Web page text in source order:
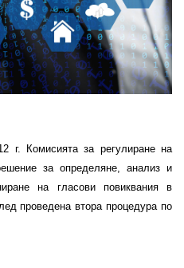
г. Комисията за регулиране на
за определяне, анализ и
на гласови повиквания в
проведена втора процедура по